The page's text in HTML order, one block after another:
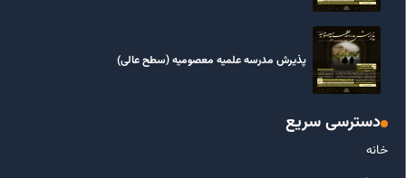
پذیرش مدرسه علمیه معصومیه‌ (سطح عالی)
دسترسی سریع
خانه